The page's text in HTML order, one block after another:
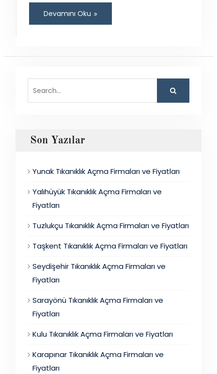
Devamını Oku
Son Yazılar
Yunak Tıkanıklık Açma Firmaları ve Fiyatları
Yalıhüyük Tıkanıklık Açma Firmaları ve
Fiyatları
Tuzlukçu Tıkanıklık Açma Firmaları ve Fiyatları
Taşkent Tıkanıklık Açma Firmaları ve Fiyatları
Seydişehir Tıkanıklık Açma Firmaları ve
Fiyatları
Sarayönü Tıkanıklık Açma Firmaları ve
Fiyatları
Kulu Tıkanıklık Açma Firmaları ve Fiyatları
Karapınar Tıkanıklık Açma Firmaları ve
Fiyatları